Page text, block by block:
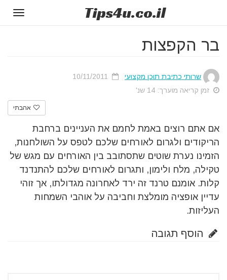
Tips4u.co.il
בר הקפצות
שרותי כתיבת תוכן מקצועי
זמן קריאה מוערך: 14 שנ'
אהבתי
אם אתם רוצים באמת לחמם את העניינים ברחבת
הריקודים ולגרום לאורחים שלכם לטפס על השולחנות,
הזמינו נערת שוטים שתסתובב בין האורחים עם מגש של
טקילה, מלח ולימון, ותגרום לאורחים שלכם להתנדנד
קלות. אומנם טרנד זה ירד לאחרונה מגדולתו, אך זוהי
עדיין אופציה מומלצת וחביבה על אוהבי השמחות
העליזות.
הוסף תגובה